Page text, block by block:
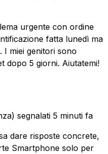
urgente con ordine
fatta lunedì ma
I miei genitori sono
dopo 5 giorni. Aiutatemi!
segnalati 5 minuti fa
dare risposte concrete,
Smartphone solo per